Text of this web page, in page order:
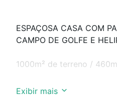
ESPAÇOSA CASA COM
CAMPO DE GOLFE E
1000m² de terreno /
>> DIFERENCIAIS:
Exibir mais